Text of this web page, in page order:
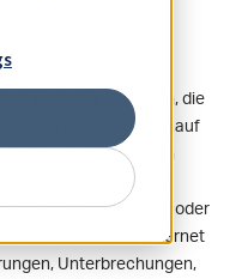
weder für Schäden, die
Informationen auf
Schäden, die durch
die Verbreitung von
verursacht werden oder
über das Internet
Unterbrechungen,